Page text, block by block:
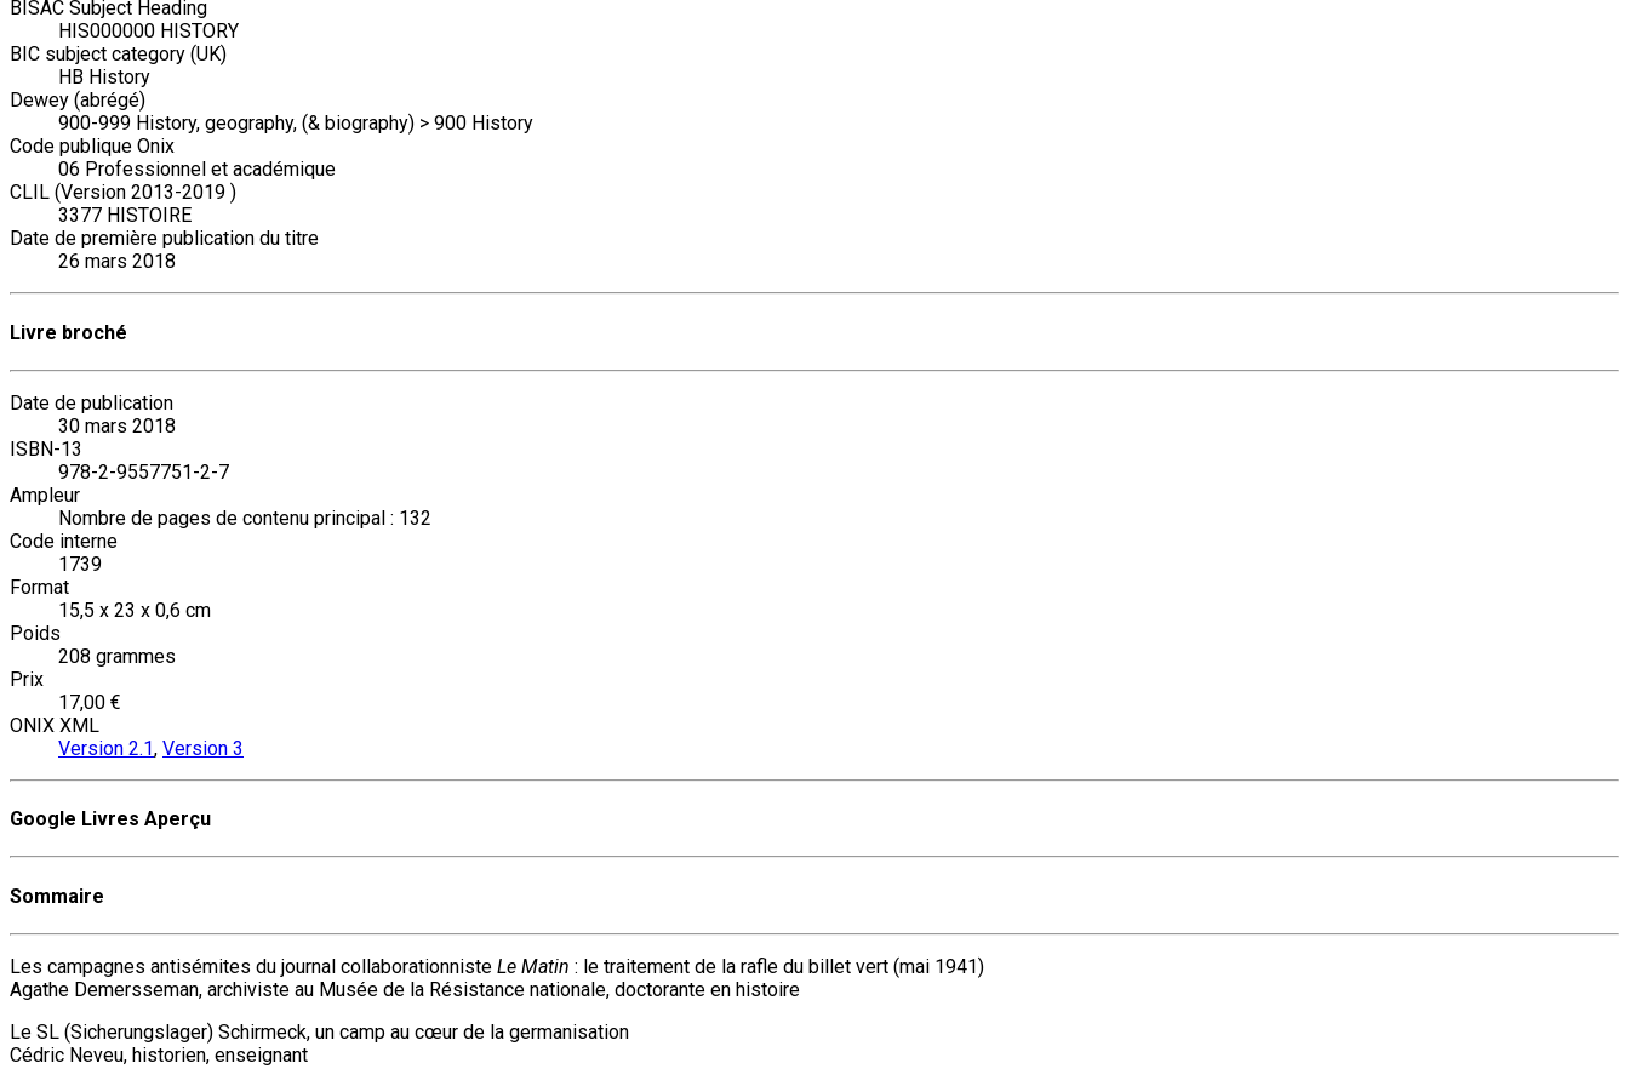
BISAC Subject Heading
HIS000000 HISTORY
BIC subject category (UK)
HB History
Dewey (abrégé)
900-999 History, geography, (& biography) > 900 History
Code publique Onix
06 Professionnel et académique
CLIL (Version 2013-2019 )
3377 HISTOIRE
Date de première publication du titre
26 mars 2018
Livre broché
Date de publication
30 mars 2018
ISBN-13
978-2-9557751-2-7
Ampleur
Nombre de pages de contenu principal : 132
Code interne
1739
Format
15,5 x 23 x 0,6 cm
Poids
208 grammes
Prix
17,00 €
ONIX XML
Version 2.1, Version 3
Google Livres Aperçu
Sommaire
Les campagnes antisémites du journal collaborationniste Le Matin : le traitement de la rafle du billet vert (mai 1941)
Agathe Demersseman, archiviste au Musée de la Résistance nationale, doctorante en histoire
Le SL (Sicherungslager) Schirmeck, un camp au cœur de la germanisation
Cédric Neveu, historien, enseignant